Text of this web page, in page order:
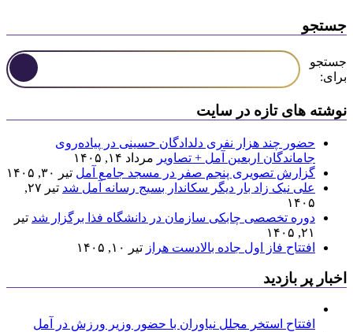
جستجو
جستجو
برای:
نوشته های تازه در سایت
حضور چند هزار نفری دلدادگان حسینی در پیاده‌روی
جاماندگان اربعین آمل + تصاویر مرداد ۱۴, ۱۴۰۵
گزارش تصویری پنجم صفر در مسجد جامع آمل تیر ۳۰, ۱۴۰۵
علی نیک زاد بار دیگر سکاندار بسیج رسانه آمل شد
تیر ۲۷,
۱۴۰۵
دوره تخصصی چابکی سازمان در دانشگاه فذا برگزار شد تیر
۲۱, ۱۴۰۵
افتتاح فاز اول جاده بالادست هراز تیر ۱۰, ۱۴۰۵
اخبار پر بازدید
افتتاح استخر مجلل نیاوران با حضور وزیر ورزش در آمل